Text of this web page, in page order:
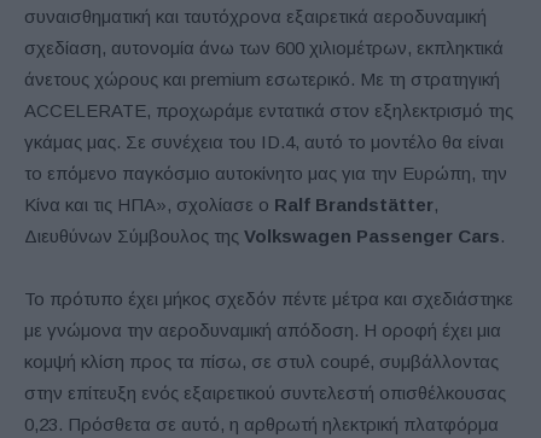
συναισθηματική και ταυτόχρονα εξαιρετικά αεροδυναμική
σχεδίαση, αυτονομία άνω των 600 χιλιομέτρων, εκπληκτικά
άνετους χώρους και premium εσωτερικό. Με τη στρατηγική
ACCELERATE, προχωράμε εντατικά στον εξηλεκτρισμό της
γκάμας μας. Σε συνέχεια του ID.4, αυτό το μοντέλο θα είναι
το επόμενο παγκόσμιο αυτοκίνητο μας για την Ευρώπη, την
Κίνα και τις ΗΠΑ», σχολίασε ο Ralf Brandstätter,
Διευθύνων Σύμβουλος της Volkswagen Passenger Cars.
Το πρότυπο έχει μήκος σχεδόν πέντε μέτρα και σχεδιάστηκε
με γνώμονα την αεροδυναμική απόδοση. Η οροφή έχει μια
κομψή κλίση προς τα πίσω, σε στυλ coupé, συμβάλλοντας
στην επίτευξη ενός εξαιρετικού συντελεστή οπισθέλκουσας
0,23. Πρόσθετα σε αυτό, η αρθρωτή ηλεκτρική πλατφόρμα